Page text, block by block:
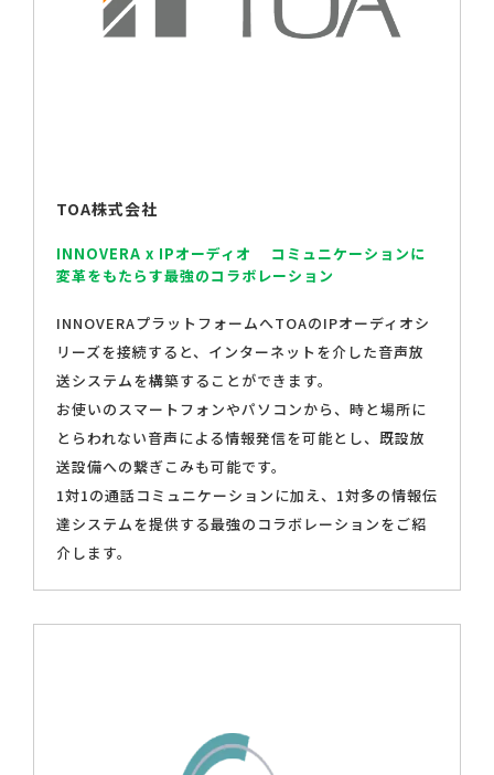
TOA株式会社
INNOVERA x IPオーディオ コミュニケーションに
変革をもたらす最強のコラボレーション
INNOVERAプラットフォームへTOAのIPオーディオシ
リーズを接続すると、インターネットを介した音声放
送システムを構築することができます。
お使いのスマートフォンやパソコンから、時と場所に
とらわれない音声による情報発信を可能とし、既設放
送設備への繋ぎこみも可能です。
1対1の通話コミュニケーションに加え、1対多の情報伝
達システムを提供する最強のコラボレーションをご紹
介します。